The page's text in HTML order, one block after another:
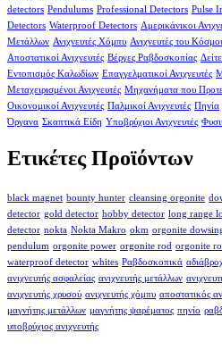
detectors Pendulums Professional Detectors Pulse
Detectors Waterproof Detectors Αμερικάνικοι
Μετάλλων Ανιχνευτές Χόμπυ Ανιχνευτές του
Αποστατικοί Ανιχνευτές Βέργες Ραβδοσκοπίας
Εντοπισμός Καλωδίων Επαγγελματικοί Ανιχνευτές
Μεταχειρισμένοι Ανιχνευτές Μηχανήματα που
Οικονομικοί Ανιχνευτές Παλμικοί Ανιχνευτές Πηνία
Όργανα Σκαπτικά Είδη Υποβρύχιοι Ανιχνευτές
Ετικέτες Προϊόντων
black magnet bounty hunter cleansing orgonite
detector gold detector hobby detector long range
detector nokta Nokta Makro okm orgonite
pendulum orgonite power orgonite rod orgonite
waterproof detector whites Ραβδοσκοπικά
ανιχνευτής ασφαλείας ανιχνευτής μετάλλων
ανιχνευτής χρυσού ανιχνευτής χόμπυ αποστατικός
μαγνήτης μετάλλων μαγνήτης ψαρέματος πηνίο
υποβρύχιος ανιχνευτής